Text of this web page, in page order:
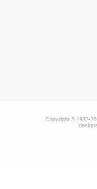
Copyright © 1982-